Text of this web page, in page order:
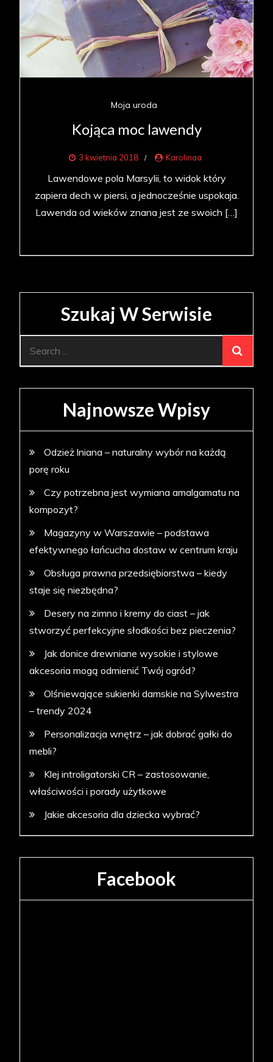
Moja uroda
Kojąca moc lawendy
3 kwietnia 2018 Karolinaa
Lawendowe pola Marsylii, to widok który
zapiera dech w piersi, a jednocześnie uspokaja.
Lawenda od wieków znana jest ze swoich […]
Szukaj W Serwisie
Najnowsze Wpisy
Odzież lniana – naturalny wybór na każdą
porę roku
Czy potrzebna jest wymiana amalgamatu na
kompozyt?
Magazyny w Warszawie – podstawa
efektywnego łańcucha dostaw w centrum kraju
Obsługa prawna przedsiębiorstwa – kiedy
staje się niezbędna?
Desery na zimno i kremy do ciast – jak
stworzyć perfekcyjne słodkości bez pieczenia?
Jak donice drewniane wysokie i stylowe
akcesoria mogą odmienić Twój ogród?
Olśniewające sukienki damskie na Sylwestra
– trendy 2024
Personalizacja wnętrz – jak dobrać gałki do
mebli?
Klej introligatorski CR – zastosowanie,
właściwości i porady użytkowe
Jakie akcesoria dla dziecka wybrać?
Facebook